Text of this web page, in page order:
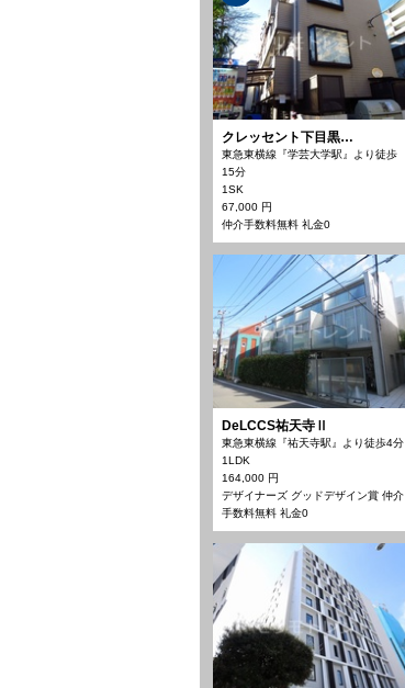
クレッセント下目黒…
東急東横線『学芸大学駅』より徒歩
15分
1SK
67,000 円
仲介手数料無料 礼金0
DeLCCS祐天寺Ⅱ
東急東横線『祐天寺駅』より徒歩4分
1LDK
164,000 円
デザイナーズ グッドデザイン賞 仲介
手数料無料 礼金0